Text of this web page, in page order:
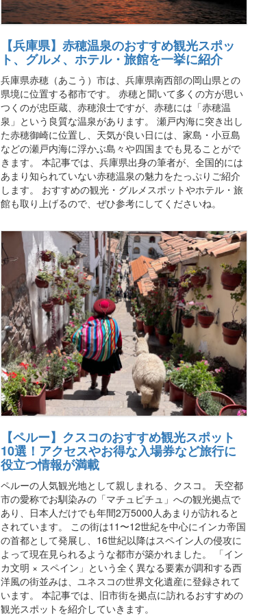
【兵庫県】赤穂温泉のおすすめ観光スポッ
ト、グルメ、ホテル・旅館を一挙に紹介
兵庫県赤穂（あこう）市は、兵庫県南西部の岡山県との
県境に位置する都市です。 赤穂と聞いて多くの方が思い
つくのが忠臣蔵、赤穂浪士ですが、赤穂には「赤穂温
泉」という良質な温泉があります。 瀬戸内海に突き出し
た赤穂御崎に位置し、天気が良い日には、家島・小豆島
などの瀬戸内海に浮かぶ島々や四国までも見ることがで
きます。 本記事では、兵庫県出身の筆者が、全国的には
あまり知られていない赤穂温泉の魅力をたっぷりご紹介
します。 おすすめの観光・グルメスポットやホテル・旅
館も取り上げるので、ぜひ参考にしてくださいね。
【ペルー】クスコのおすすめ観光スポット
10選！アクセスやお得な入場券など旅行に
役立つ情報が満載
ペルーの人気観光地として親しまれる、クスコ。 天空都
市の愛称でお馴染みの「マチュピチュ」への観光拠点で
あり、日本人だけでも年間2万5000人あまりが訪れると
されています。 この街は11〜12世紀を中心にインカ帝国
の首都として発展し、16世紀以降はスペイン人の侵攻に
よって現在見られるような都市が築かれました。 「イン
カ文明 × スペイン」という全く異なる要素が調和する西
洋風の街並みは、ユネスコの世界文化遺産に登録されて
います。 本記事では、旧市街を拠点に訪れるおすすめの
観光スポットを紹介していきます。